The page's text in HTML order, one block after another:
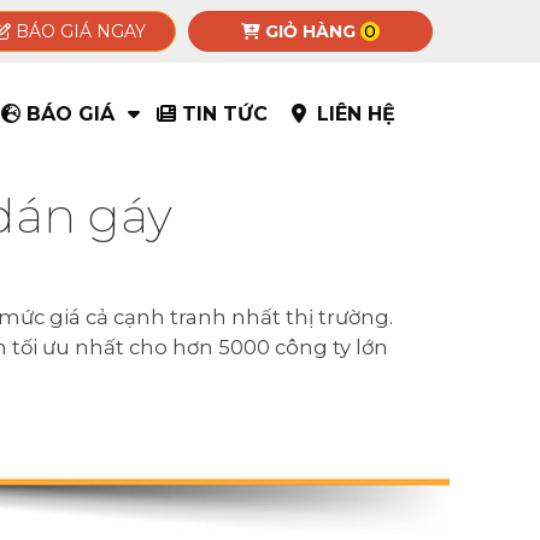
BÁO GIÁ NGAY GIỎ HÀNG 0
BÁO GIÁ TIN TỨC LIÊN HỆ
gáy
giá cả cạnh tranh nhất thị trường.
tối ưu nhất cho hơn 5000 công ty lớn